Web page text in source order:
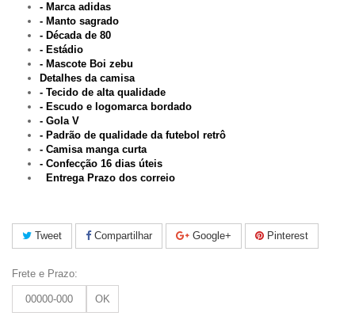
- Marca adidas
- Manto sagrado
- Década de 80
- Estádio
- Mascote Boi zebu
Detalhes da camisa
- Tecido de alta qualidade
- Escudo e logomarca bordado
- Gola V
- Padrão de qualidade da futebol retrô
- Camisa manga curta
- Confecção 16 dias úteis
Entrega Prazo dos correio
Tweet Compartilhar Google+ Pinterest
Frete e Prazo:
OK